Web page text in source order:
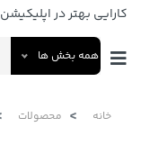
کارایی بهتر در اپلیکیشن
همه بخش ها
خانه محصولات